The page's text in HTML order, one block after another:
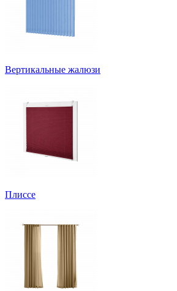
Вертикальные жалюзи
Плиссе